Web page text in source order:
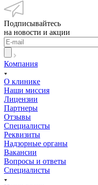
Подписывайтесь
на новости и акции
Компания
О клинике
Наши миссия
Лицензии
Партнеры
Отзывы
Специалисты
Реквизиты
Надзорные органы
Вакансии
Вопросы и ответы
Специалисты